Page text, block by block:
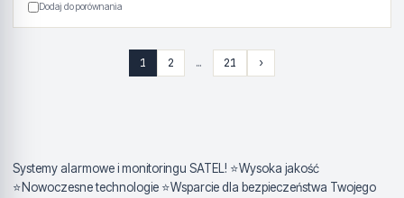
Dodaj do porównania
1 2 … 21 ›
Systemy alarmowe i monitoringu SATEL! ⭐Wysoka jakość
⭐Nowoczesne technologie ⭐Wsparcie dla bezpieczeństwa Twojego